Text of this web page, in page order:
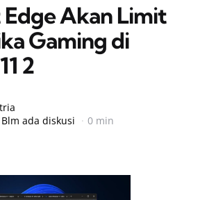
Akan Limit
Gaming di
2
Blm ada diskusi 0 min